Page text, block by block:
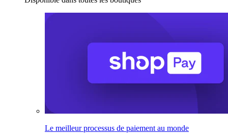
Le meilleur processus de paiement au monde